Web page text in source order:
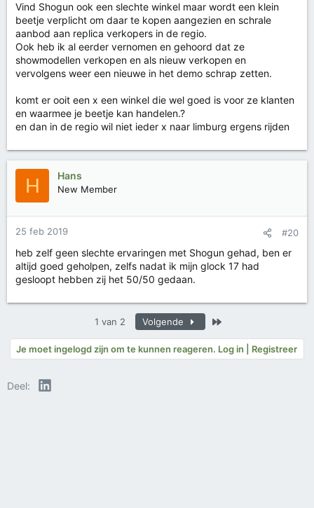
e
n
:
Vind Shogun ook een slechte winkel maar wordt een klein
beetje verplicht om daar te kopen aangezien en schrale
aanbod aan replica verkopers in de regio.
Ook heb ik al eerder vernomen en gehoord dat ze
showmodellen verkopen en als nieuw verkopen en
vervolgens weer een nieuwe in het demo schrap zetten.
komt er ooit een x een winkel die wel goed is voor ze klanten
en waarmee je beetje kan handelen.?
en dan in de regio wil niet ieder x naar limburg ergens rijden
H Hans
New Member
25 feb 2019 #20
heb zelf geen slechte ervaringen met Shogun gehad, ben er
altijd goed geholpen, zelfs nadat ik mijn glock 17 had
gesloopt hebben zij het 50/50 gedaan.
1 van 2 Volgende
Je moet ingelogd zijn om te kunnen reageren. Log in | Registreer
Deel: LinkedIn